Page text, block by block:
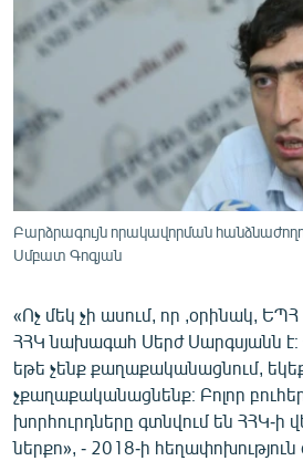
ՄԻՋԱԶԳԱՅԻՆ
ՄՇԱԿՈՒՅԹ
ՄԵԿՆԱԲԱՆՈՒԹՅՈՒՆ
ՏՏ ԵՒ ԻՆՏԵՐՆԵՏ
ԱՐԽԻՎ
ԲԱՆԱՎԵՃ
ՁԳՏԵԼՈՎ ԼԱՎԱԳՈՒՅՆԻՆ
ՓՈԴՔԱՍԹ
Բարձրագույն որակավորման
Սմբատ Գոգյան
«Ոչ մեկ չի ասում, որ ,օրինակ,
ՀՀԿ նախագահ Սերժ Սարգսյանն է։
եթե չենք քաղաքականացնում,
չքաղաքականացնենք։ Բոլոր
խորհուրդները գտնվում են ՀՀԿ-ի
ներքո», - 2018-ի հեղափոխություն